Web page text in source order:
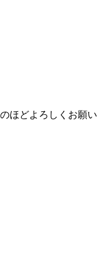
ほどよろしくお願い